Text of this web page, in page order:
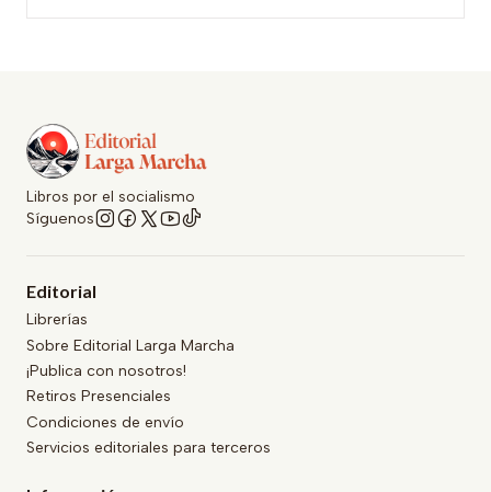
Libros por el socialismo
Síguenos
Editorial
Librerías
Sobre Editorial Larga Marcha
¡Publica con nosotros!
Retiros Presenciales
Condiciones de envío
Servicios editoriales para terceros